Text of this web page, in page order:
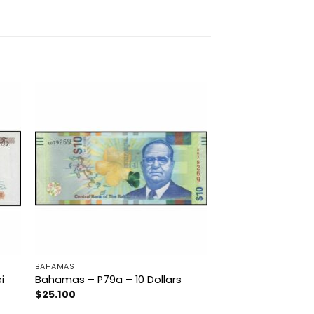
BAHAMAS
Bahamas – P79a – 10 Dollars
$25.100